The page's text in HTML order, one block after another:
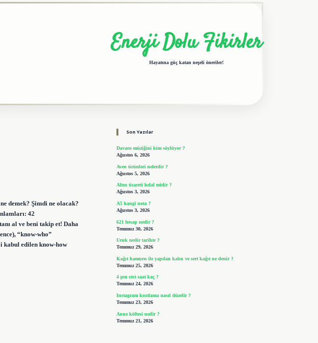
Enerji Dolu Fikirler
Hayatına güç katan neşeli öneriler!
demek? Şimdi ne olacak?
42
al ve beni takip et! Daha
“know-who”
kabul edilen know-how
Son Yazılar
Davaro müziğini kim söylüyor ?
Ağustos 6, 2026
Aven ürünleri nelerdir ?
Ağustos 5, 2026
Altın ticareti helal midir ?
Ağustos 3, 2026
A5 hangi nota ?
Ağustos 3, 2026
621 hesap nedir ?
Temmuz 30, 2026
Uruk nedir tarihte ?
Temmuz 29, 2026
Kağıt hamuru ile yapılan kalın ve sert kağıt ne denir ?
Temmuz 25, 2026
4 pm cest saat kaç ?
Temmuz 24, 2026
Instagram kısıtlama nasıl düzelir ?
Temmuz 23, 2026
Anne köftesi nedir ?
Temmuz 21, 2026